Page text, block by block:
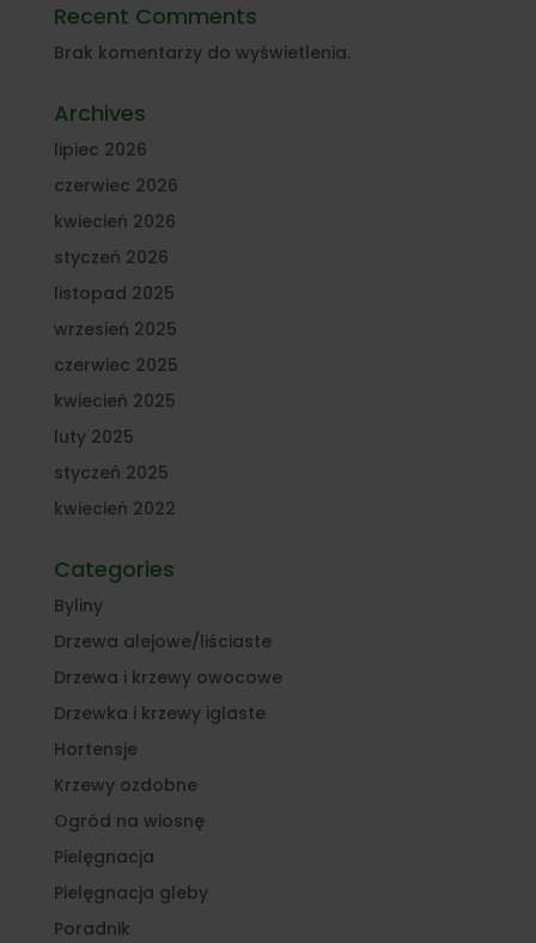
Recent Comments
Brak komentarzy do wyświetlenia.
Archives
lipiec 2026
czerwiec 2026
kwiecień 2026
styczeń 2026
listopad 2025
wrzesień 2025
czerwiec 2025
kwiecień 2025
luty 2025
styczeń 2025
kwiecień 2022
Categories
Byliny
Drzewa alejowe/liściaste
Drzewa i krzewy owocowe
Drzewka i krzewy iglaste
Hortensje
Krzewy ozdobne
Ogród na wiosnę
Pielęgnacja
Pielęgnacja gleby
Poradnik